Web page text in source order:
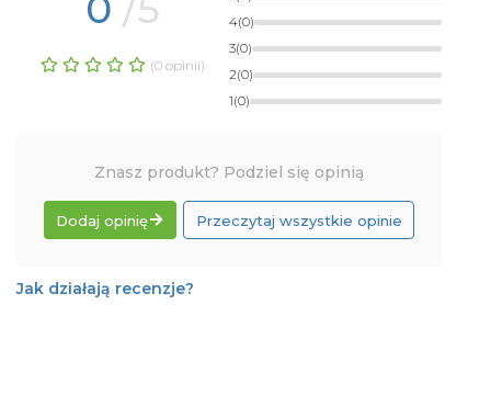
(0 opinii)
4(0)
3(0)
2(0)
1(0)
Znasz produkt? Podziel się opinią
Dodaj opinię Przeczytaj wszystkie opinie
Jak działają recenzje?